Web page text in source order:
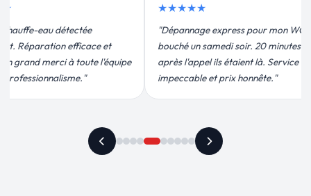
pour mon WC
soir. 20 minutes
étaient là. Service
prix honnête."
★★★★★
"Remplacement de mon chauffe-eau en
moins de 2h. Équipe très pro, devis
conforme, chantier propre. Je
recommande vivement."